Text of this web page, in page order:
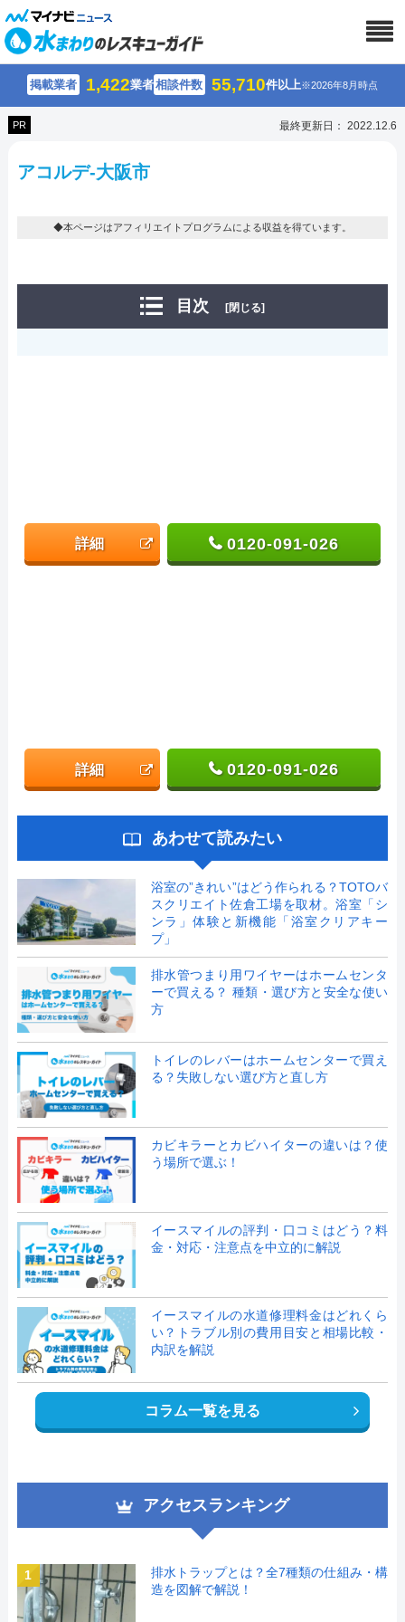
掲載業者 1,422業者相談件数 55,710件以上※2026年8月時点
PR 最終更新日： 2022.12.6
アコルデ-大阪市
◆本ページはアフィリエイトプログラムによる収益を得ています。
目次 [閉じる]
詳細 0120-091-026
詳細 0120-091-026
あわせて読みたい
浴室の”きれい”はどう作られる？TOTOバ
スクリエイト佐倉工場を取材。浴室「シ
ンラ」体験と新機能「浴室クリアキー
プ」
排水管つまり用ワイヤーはホームセンタ
ーで買える？ 種類・選び方と安全な使い
方
トイレのレバーはホームセンターで買え
る？失敗しない選び方と直し方
カビキラーとカビハイターの違いは？使
う場所で選ぶ！
イースマイルの評判・口コミはどう？料
金・対応・注意点を中立的に解説
イースマイルの水道修理料金はどれくら
い？トラブル別の費用目安と相場比較・
内訳を解説
コラム一覧を見る
アクセスランキング
1
排水トラップとは？全7種類の仕組み・構
造を図解で解説！